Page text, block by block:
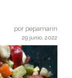
por pepamarin
29 junio, 2022